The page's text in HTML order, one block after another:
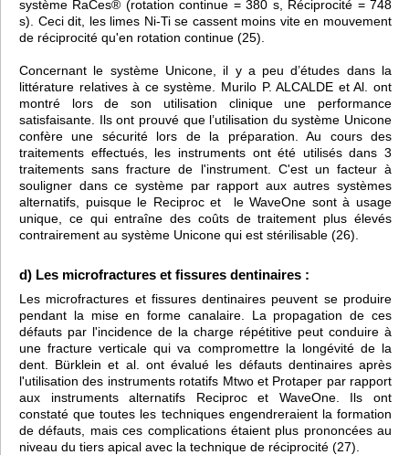
système RaCes® (rotation continue = 380 s, Réciprocité = 748
s). Ceci dit, les limes Ni-Ti se cassent moins vite en mouvement
de réciprocité qu'en rotation continue (25).
Concernant le système Unicone, il y a peu d’études dans la
littérature relatives à ce système. Murilo P. ALCALDE et Al. ont
montré lors de son utilisation clinique une performance
satisfaisante. Ils ont prouvé que l’utilisation du système Unicone
confère une sécurité lors de la préparation. Au cours des
traitements effectués, les instruments ont été utilisés dans 3
traitements sans fracture de l'instrument. C'est un facteur à
souligner dans ce système par rapport aux autres systèmes
alternatifs, puisque le Reciproc et le WaveOne sont à usage
unique, ce qui entraîne des coûts de traitement plus élevés
contrairement au système Unicone qui est stérilisable (26).
d) Les microfractures et fissures dentinaires :
Les microfractures et fissures dentinaires peuvent se produire
pendant la mise en forme canalaire. La propagation de ces
défauts par l'incidence de la charge répétitive peut conduire à
une fracture verticale qui va compromettre la longévité de la
dent. Bürklein et al. ont évalué les défauts dentinaires après
l'utilisation des instruments rotatifs Mtwo et Protaper par rapport
aux instruments alternatifs Reciproc et WaveOne. Ils ont
constaté que toutes les techniques engendreraient la formation
de défauts, mais ces complications étaient plus prononcées au
niveau du tiers apical avec la technique de réciprocité (27).